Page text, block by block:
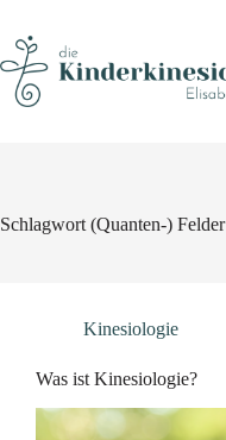
content
Schlagwort (Quanten-) Felder
Kinesiologie
Was ist Kinesiologie?